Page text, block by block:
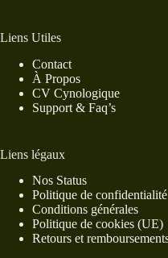
Liens Utiles
Contact
À Propos
CV Cynologique
Support & Faq’s
Liens légaux
Nos Status
Politique de confidentialité
Conditions générales
Politique de cookies (UE)
Retours et